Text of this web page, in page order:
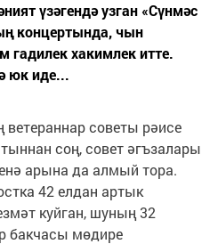
үзәгендә узган «Сүнмәс
концертында, чын
гадилек хакимлек итте.
юк иде...
ветераннар советы рәисе
соң, совет әгъзалары
арына да алмый тора.
42 елдан артык
куйган, шуның 32
бакчасы мөдире